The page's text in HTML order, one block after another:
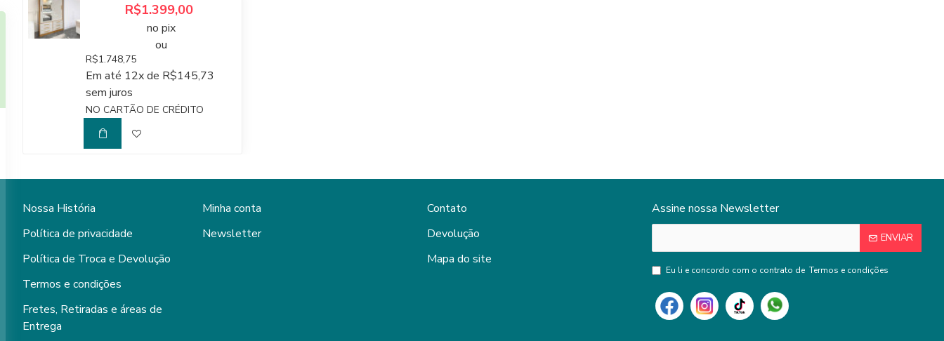
R$1.399,00
no pix
ou
R$1.748,75
Em até 12x de R$145,73
sem juros
NO CARTÃO DE CRÉDITO
Nossa História
Política de privacidade
Política de Troca e Devolução
Termos e condições
Fretes, Retiradas e áreas de
Entrega
Minha conta
Newsletter
Contato
Devolução
Mapa do site
Assine nossa Newsletter
ENVIAR
Eu li e concordo com o contrato de Termos e condições